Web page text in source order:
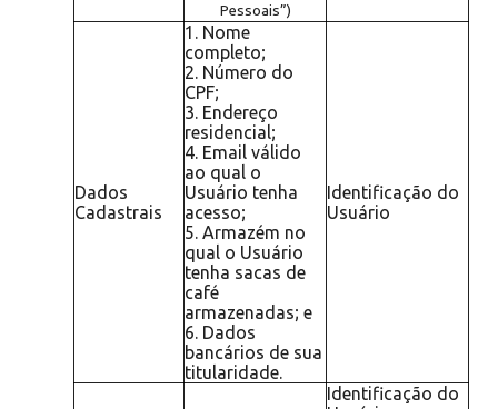
Pessoais”)
Dados
Cadastrais
1. Nome
completo;
2. Número do
CPF;
3. Endereço
residencial;
4. Email válido
ao qual o
Usuário tenha
acesso;
5. Armazém no
qual o Usuário
tenha sacas de
café
armazenadas; e
6. Dados
bancários de sua
titularidade.
Identificação do
Usuário
Identificação do